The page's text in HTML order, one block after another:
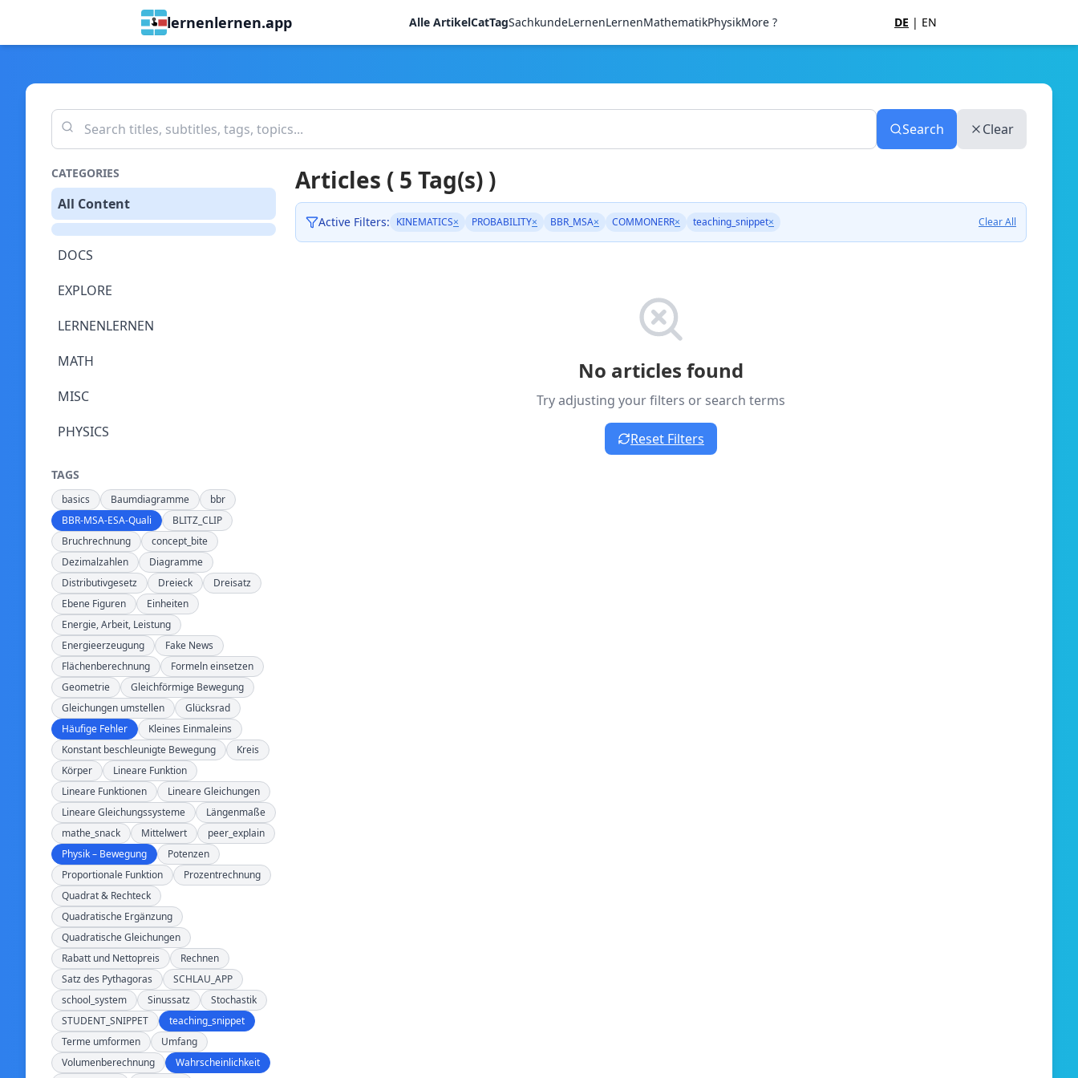
lernenlernen.app Alle ArtikelCatTagSachkundeLernenLernenMathematikPhysikMore ? DE | EN
Search Clear
CATEGORIES
All Content
DOCS
EXPLORE
LERNENLERNEN
MATH
MISC
PHYSICS
TAGS
basics Baumdiagramme
bbr
BBR-MSA-ESA-Quali
BLITZ_CLIP
Bruchrechnung
concept_bite
Dezimalzahlen
Diagramme
Distributivgesetz
Dreieck
Dreisatz
Ebene Figuren
Einheiten
Energie, Arbeit, Leistung
Energieerzeugung
Fake News
Flächenberechnung
Formeln einsetzen
Geometrie
Gleichförmige Bewegung
Gleichungen umstellen
Glücksrad
Häufige Fehler
Kleines Einmaleins
Konstant beschleunigte Bewegung
Kreis
Körper
Lineare Funktion
Lineare Funktionen
Lineare Gleichungen
Lineare Gleichungssysteme
Längenmaße
mathe_snack
Mittelwert
peer_explain
Physik – Bewegung
Potenzen
Proportionale Funktion
Prozentrechnung
Quadrat & Rechteck
Quadratische Ergänzung
Quadratische Gleichungen
Rabatt und Nettopreis
Rechnen
Satz des Pythagoras
SCHLAU_APP
school_system
Sinussatz
Stochastik
STUDENT_SNIPPET
teaching_snippet
Terme umformen
Umfang
Volumenberechnung
Wahrscheinlichkeit
Articles ( 5 Tag(s) )
Active Filters: KINEMATICS× PROBABILITY× BBR_MSA× COMMONERR× teaching_snippet× Clear All
No articles found
Try adjusting your filters or search terms
Reset Filters